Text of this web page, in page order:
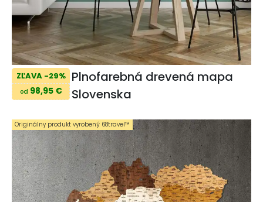
ZĽAVA -29%
od 98,95 €
Plnofarebná drevená mapa
Slovenska
Originálny produkt vyrobený 68travel™️